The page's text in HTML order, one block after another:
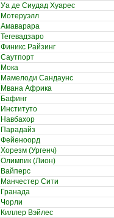
Уа де Сиудад Хуарес
Мотеруэлл
Амаварара
Тегевадзаро
Финикс Райзинг
Саутпорт
Мока
Мамелоди Сандаунс
Мвана Африка
Бафинг
Институто
Навбахор
Парадайз
Фейеноорд
Хорезм (Ургенч)
Олимпик (Лион)
Вайперс
Манчестер Сити
Гранада
Чорли
Киллер Вэйлес